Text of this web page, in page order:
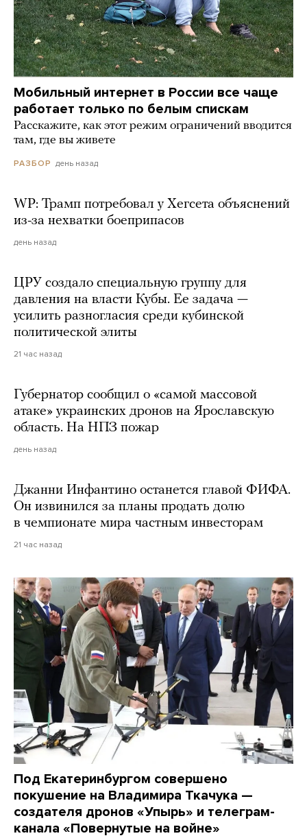
Мобильный интернет в России все чаще
работает только по белым спискам
Расскажите, как этот режим ограничений вводится
там, где вы живете
РАЗБОР день назад
WP: Трамп потребовал у Хегсета объяснений
из-за нехватки боеприпасов
день назад
ЦРУ создало специальную группу для
давления на власти Кубы. Ее задача —
усилить разногласия среди кубинской
политической элиты
21 час назад
Губернатор сообщил о «самой массовой
атаке» украинских дронов на Ярославскую
область. На НПЗ пожар
день назад
Джанни Инфантино останется главой ФИФА.
Он извинился за планы продать долю
в чемпионате мира частным инвесторам
21 час назад
Под Екатеринбургом совершено
покушение на Владимира Ткачука —
создателя дронов «Упырь» и телеграм-
канала «Повернутые на войне»